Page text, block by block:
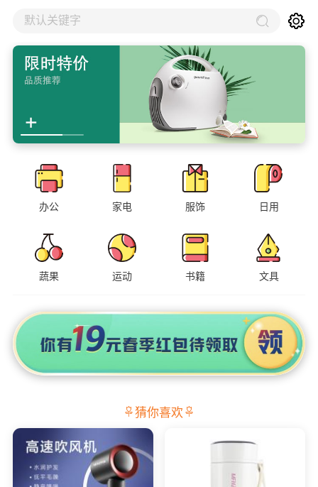
默认关键字
办公 家电 服饰 日用
蔬果 运动 书籍 文具
猜你喜欢